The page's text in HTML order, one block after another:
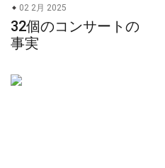
02 2月 2025
32個のコンサートの
事実